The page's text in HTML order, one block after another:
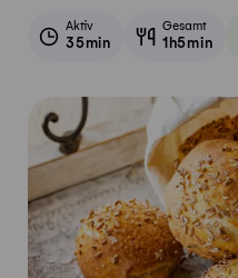
Aktiv
35min
Gesamt
1h5min